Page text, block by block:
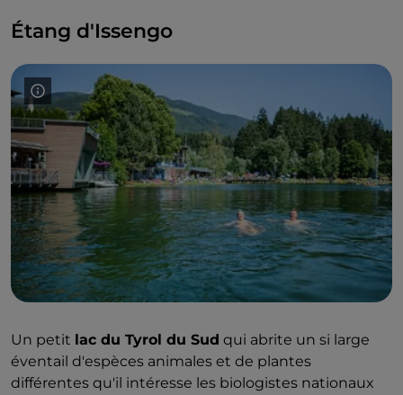
Étang d'Issengo
Un petit lac du Tyrol du Sud qui abrite un si large
éventail d'espèces animales et de plantes
différentes qu'il intéresse les biologistes nationaux